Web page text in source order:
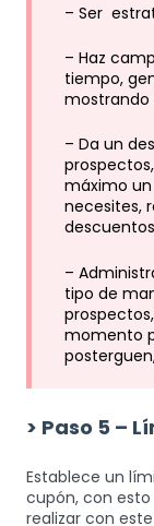
– Ser
– Haz
tiempo,
mostrando
– Da un
máximo un
necesites,
–
tipo de
momento
> Paso 5 –
Establece un
cupón, con
realizar con